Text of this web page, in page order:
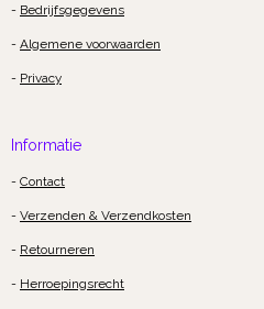
- Bedrijfsgegevens
- Algemene voorwaarden
- Privacy
Informatie
- Contact
- Verzenden & Verzendkosten
- Retourneren
- Herroepingsrecht